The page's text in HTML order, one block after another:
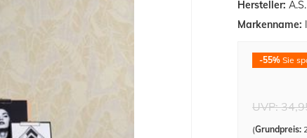
Hersteller:
Markenname:
-55% Sie
UVP:
(Grundpreis: